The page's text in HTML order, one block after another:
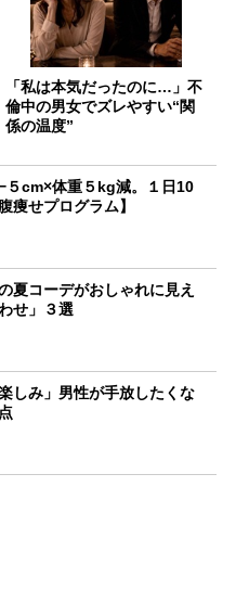
「私は本気だったのに…」不
倫中の男女でズレやすい“関
係の温度”
５cm×体重５kg減。１日10
痩せプログラム】
夏コーデがおしゃれに見え
せ」３選
しみ」男性が手放したくな